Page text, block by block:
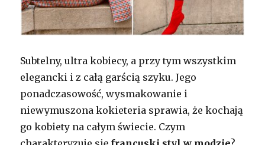
Subtelny, ultra kobiecy, a przy tym wszystkim
elegancki i z całą garścią szyku. Jego
ponadczasowość, wysmakowanie i
niewymuszona kokieteria sprawia, że kochają
go kobiety na całym świecie. Czym